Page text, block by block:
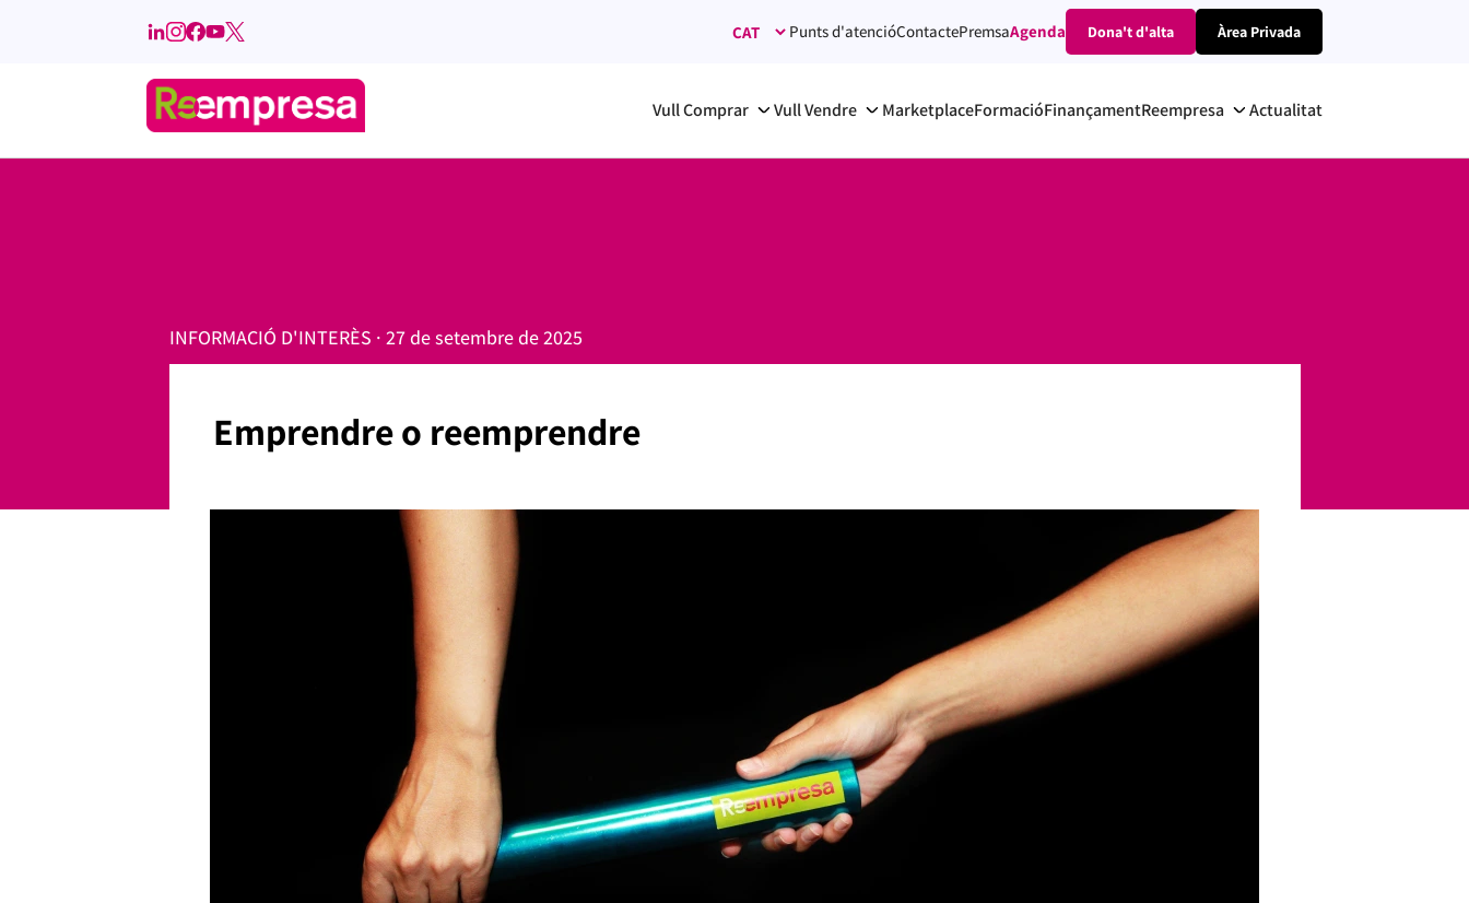
Punts d'atencióContactePremsaAgenda Dona't d'alta Àrea Privada
Vull Comprar Vull Vendre MarketplaceFormacióFinançamentReempresa Actualitat
INFORMACIÓ D'INTERÈS · 27 de setembre de 2025
Emprendre o reemprendre